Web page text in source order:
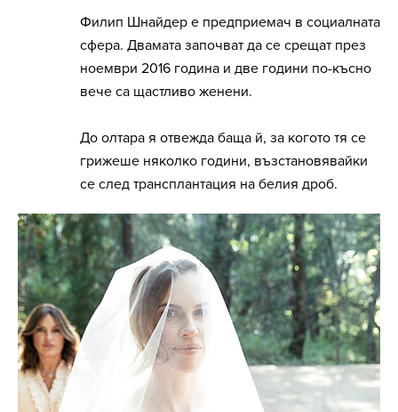
Филип Шнайдер е предприемач в социалната
сфера. Двамата започват да се срещат през
ноември 2016 година и две години по-късно
вече са щастливо женени.
До олтара я отвежда баща й, за когото тя се
грижеше няколко години, възстановявайки
се след трансплантация на белия дроб.